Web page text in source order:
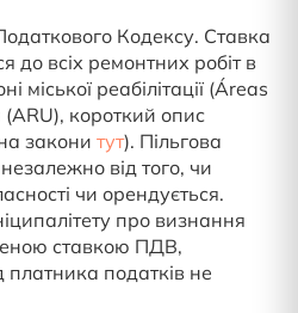
Кодексу. Ставка
до всіх ремонтних робіт в
міської реабілітації (Áreas
короткий опис
закони тут). Пільгова
від того, чи
чи орендується.
про визнання
ставкою ПДВ,
платника податків не